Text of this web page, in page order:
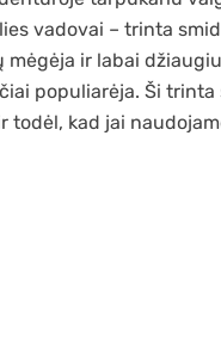
vadovai – trinta
mėgėja ir labai
populiarėja. Ši trinta
todėl, kad jai